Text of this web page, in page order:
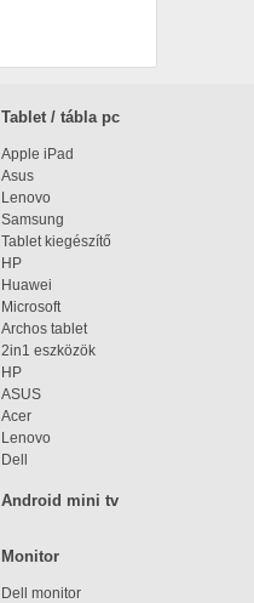
Tablet / tábla pc
Apple iPad
Asus
Lenovo
Samsung
Tablet kiegészítő
HP
Huawei
Microsoft
Archos tablet
2in1 eszközök
HP
ASUS
Acer
Lenovo
Dell
Android mini tv
Monitor
Dell monitor